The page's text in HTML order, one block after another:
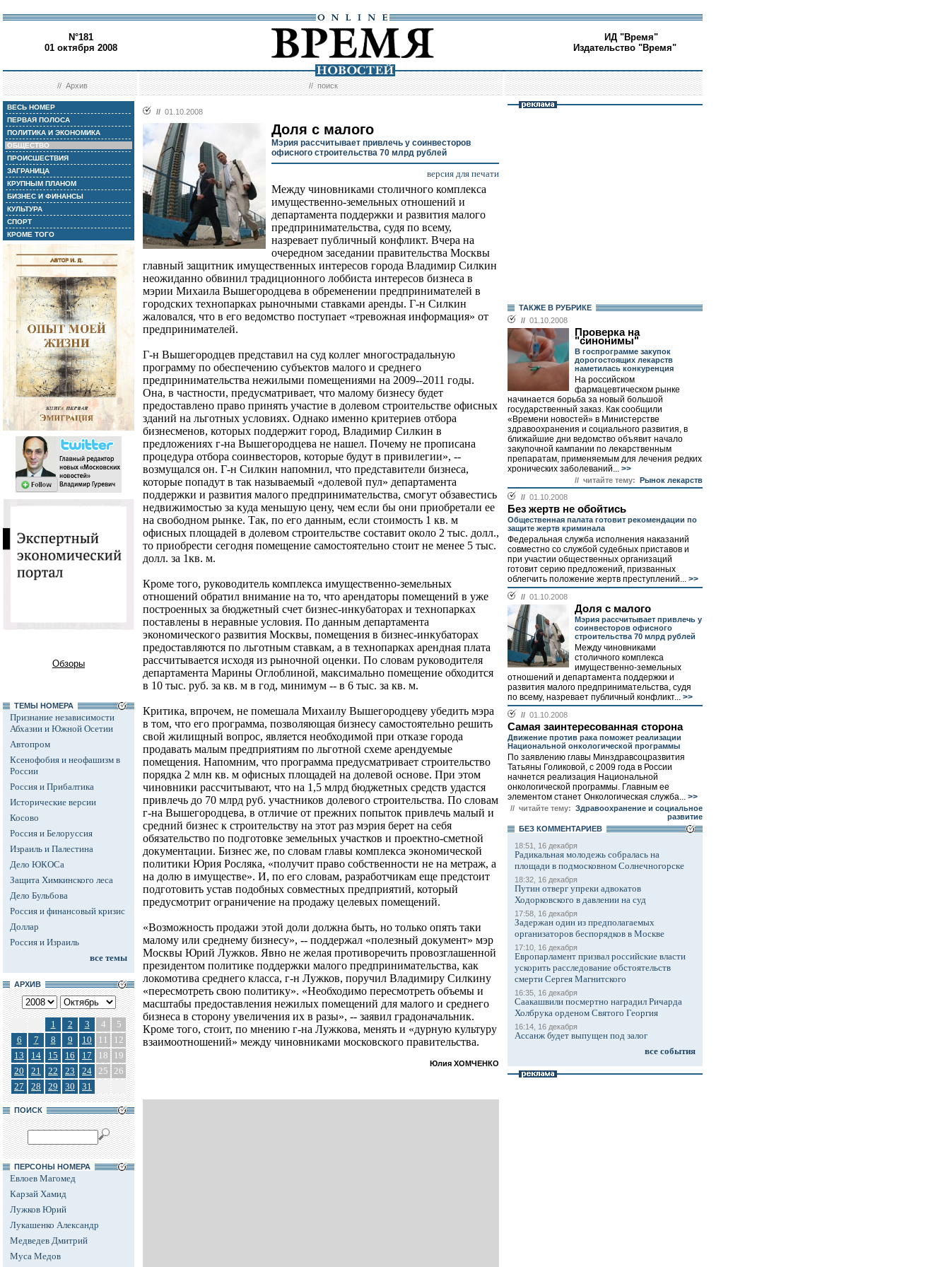
N°181
01 октября 2008
ИД "Время"
Издательство "Время"
//Архив //поиск
ВЕСЬ НОМЕР
ПЕРВАЯ ПОЛОСА
ПОЛИТИКА И ЭКОНОМИКА
ОБЩЕСТВО
ПРОИСШЕСТВИЯ
ЗАГРАНИЦА
КРУПНЫМ ПЛАНОМ
БИЗНЕС И ФИНАНСЫ
КУЛЬТУРА
СПОРТ
КРОМЕ ТОГО
Обзоры
ТЕМЫ НОМЕРА
Признание независимости
Абхазии и Южной Осетии
Автопром
Ксенофобия и неофашизм в
России
Россия и Прибалтика
Исторические версии
Косово
Россия и Белоруссия
Израиль и Палестина
Дело ЮКОСа
Защита Химкинского леса
Дело Бульбова
Россия и финансовый кризис
Доллар
Россия и Израиль
все темы
АРХИВ
1 2 3 4
5
6
7 8 9 10 11
12
13
14 15 16 17 18
19
20
21 22 23 24 25 26
27
28 29 30 31
ПОИСК
ПЕРСОНЫ НОМЕРА
Евлоев Магомед
Карзай Хамид
Лужков Юрий
Лукашенко Александр
Медведев Дмитрий
Муса Медов
// 01.10.2008
Доля с малого
Мэрия рассчитывает привлечь у соинвесторов
офисного строительства 70 млрд рублей
версия для печати
Между чиновниками столичного комплекса
имущественно-земельных отношений и
департамента поддержки и развития малого
предпринимательства, судя по всему,
назревает публичный конфликт. Вчера на
очередном заседании правительства Москвы
главный защитник имущественных интересов города Владимир Силкин
неожиданно обвинил традиционного лоббиста интересов бизнеса в
мэрии Михаила Вышегородцева в обременении предпринимателей в
городских технопарках рыночными ставками аренды. Г-н Силкин
жаловался, что в его ведомство поступает «тревожная информация» от
предпринимателей.
Г-н Вышегородцев представил на суд коллег многострадальную
программу по обеспечению субъектов малого и среднего
предпринимательства нежилыми помещениями на 2009--2011 годы.
Она, в частности, предусматривает, что малому бизнесу будет
предоставлено право принять участие в долевом строительстве офисных
зданий на льготных условиях. Однако именно критериев отбора
бизнесменов, которых поддержит город, Владимир Силкин в
предложениях г-на Вышегородцева не нашел. Почему не прописана
процедура отбора соинвесторов, которые будут в привилегии», --
возмущался он. Г-н Силкин напомнил, что представители бизнеса,
которые попадут в так называемый «долевой пул» департамента
поддержки и развития малого предпринимательства, смогут обзавестись
недвижимостью за куда меньшую цену, чем если бы они приобретали ее
на свободном рынке. Так, по его данным, если стоимость 1 кв. м
офисных площадей в долевом строительстве составит около 2 тыс. долл.,
то приобрести сегодня помещение самостоятельно стоит не менее 5 тыс.
долл. за 1кв. м.
Кроме того, руководитель комплекса имущественно-земельных
отношений обратил внимание на то, что арендаторы помещений в уже
построенных за бюджетный счет бизнес-инкубаторах и технопарках
поставлены в неравные условия. По данным департамента
экономического развития Москвы, помещения в бизнес-инкубаторах
предоставляются по льготным ставкам, а в технопарках арендная плата
рассчитывается исходя из рыночной оценки. По словам руководителя
департамента Марины Оглоблиной, максимально помещение обходится
в 10 тыс. руб. за кв. м в год, минимум -- в 6 тыс. за кв. м.
Критика, впрочем, не помешала Михаилу Вышегородцеву убедить мэра
в том, что его программа, позволяющая бизнесу самостоятельно решить
свой жилищный вопрос, является необходимой при отказе города
продавать малым предприятиям по льготной схеме арендуемые
помещения. Напомним, что программа предусматривает строительство
порядка 2 млн кв. м офисных площадей на долевой основе. При этом
чиновники рассчитывают, что на 1,5 млрд бюджетных средств удастся
привлечь до 70 млрд руб. участников долевого строительства. По словам
г-на Вышегородцева, в отличие от прежних попыток привлечь малый и
средний бизнес к строительству на этот раз мэрия берет на себя
обязательство по подготовке земельных участков и проектно-сметной
документации. Бизнес же, по словам главы комплекса экономической
политики Юрия Росляка, «получит право собственности не на метраж, а
на долю в имуществе». И, по его словам, разработчикам еще предстоит
подготовить устав подобных совместных предприятий, который
предусмотрит ограничение на продажу целевых помещений.
«Возможность продажи этой доли должна быть, но только опять таки
малому или среднему бизнесу», -- поддержал «полезный документ» мэр
Москвы Юрий Лужков. Явно не желая противоречить провозглашенной
президентом политике поддержки малого предпринимательства, как
локомотива среднего класса, г-н Лужков, поручил Владимиру Силкину
«пересмотреть свою политику». «Необходимо пересмотреть объемы и
масштабы предоставления нежилых помещений для малого и среднего
бизнеса в сторону увеличения их в разы», -- заявил градоначальник.
Кроме того, стоит, по мнению г-на Лужкова, менять и «дурную культуру
взаимоотношений» между чиновниками московского правительства.
Юлия ХОМЧЕНКО
ТАКЖЕ В РУБРИКЕ
// 01.10.2008
Проверка на
"синонимы"
В госпрограмме закупок
дорогостоящих лекарств
наметилась конкуренция
На российском
фармацевтическом рынке
начинается борьба за новый большой
государственный заказ. Как сообщили
«Времени новостей» в Министерстве
здравоохранения и социального развития, в
ближайшие дни ведомство объявит начало
закупочной кампании по лекарственным
препаратам, применяемым для лечения редких
хронических заболеваний... >>
// читайте тему: Рынок лекарств
// 01.10.2008
Без жертв не обойтись
Общественная палата готовит рекомендации по
защите жертв криминала
Федеральная служба исполнения наказаний
совместно со службой судебных приставов и
при участии общественных организаций
готовит серию предложений, призванных
облегчить положение жертв преступлений... >>
// 01.10.2008
Доля с малого
Мэрия рассчитывает привлечь у
соинвесторов офисного
строительства 70 млрд рублей
Между чиновниками
столичного комплекса
имущественно-земельных
отношений и департамента поддержки и
развития малого предпринимательства, судя
по всему, назревает публичный конфликт... >>
// 01.10.2008
Самая заинтересованная сторона
Движение против рака поможет реализации
Национальной онкологической программы
По заявлению главы Минздравсоцразвития
Татьяны Голиковой, с 2009 года в России
начнется реализация Национальной
онкологической программы. Главным ее
элементом станет Онкологическая служба... >>
// читайте тему: Здравоохранение и социальное
развитие
БЕЗ КОМMЕНТАРИЕВ
18:51, 16 декабря
Радикальная молодежь собралась на
площади в подмосковном Солнечногорске
18:32, 16 декабря
Путин отверг упреки адвокатов
Ходорковского в давлении на суд
17:58, 16 декабря
Задержан один из предполагаемых
организаторов беспорядков в Москве
17:10, 16 декабря
Европарламент призвал российские власти
ускорить расследование обстоятельств
смерти Сергея Магнитского
16:35, 16 декабря
Саакашвили посмертно наградил Ричарда
Холбрука орденом Святого Георгия
16:14, 16 декабря
Ассанж будет выпущен под залог
все события